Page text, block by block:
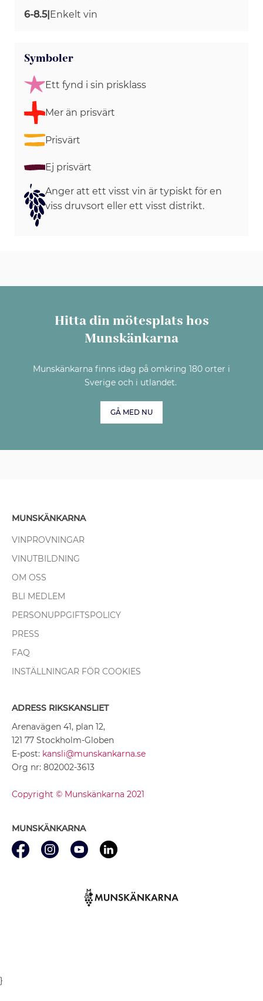
6-8.5|Enkelt vin
Symboler
Ett fynd i sin prisklass
Mer än prisvärt
Prisvärt
Ej prisvärt
Anger att ett visst vin är typiskt för en
viss druvsort eller ett visst distrikt.
Hitta din mötesplats hos
Munskänkarna
Munskänkarna finns idag på omkring 180 orter i
Sverige och i utlandet.
GÅ MED NU
MUNSKÄNKARNA
VINPROVNINGAR
VINUTBILDNING
OM OSS
BLI MEDLEM
PERSONUPPGIFTSPOLICY
PRESS
FAQ
INSTÄLLNINGAR FÖR COOKIES
ADRESS RIKSKANSLIET
Arenavägen 41, plan 12,
121 77 Stockholm-Globen
E-post: kansli@munskankarna.se
Org nr: 802002-3613
Copyright © Munskänkarna 2021
MUNSKÄNKARNA
}